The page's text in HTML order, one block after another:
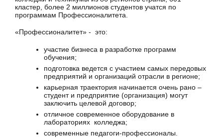
кластер, более 2 миллионов студентов учатся по
программам Профессионалитета.
«Профессионалитет» - это:
участие бизнеса в разработке программ
обучения;
подготовка ведется с участием самых передовых
предприятий и организаций отрасли в регионе;
карьерная траектория начинается очень рано –
студент и предприятие (организация) могут
заключить целевой договор;
отличное современное оборудование в
лабораториях колледжа;
современные педагоги-профессионалы.